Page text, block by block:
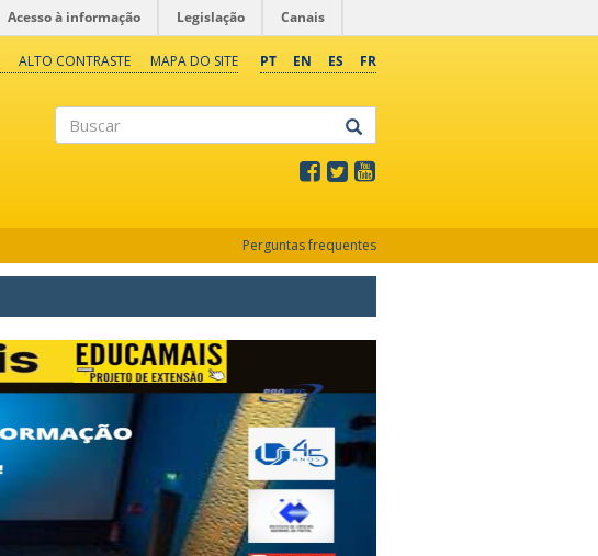
Acesso à informação Legislação Canais
PT EN ES FR
ALTO CONTRASTE MAPA DO SITE
Perguntas frequentes